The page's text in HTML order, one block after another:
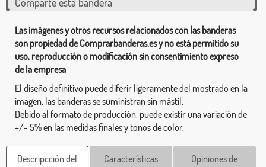
Las imágenes y otros recursos relacionados con las banderas
son propiedad de Comprarbanderas.es y no está permitido su
uso, reproducción o modificación sin consentimiento expreso
de la empresa
El diseño definitivo puede diferir ligeramente del mostrado en la
imagen, las banderas se suministran sin mástil.
Debido al formato de producción, puede existir una variación de
+/- 5% en las medidas finales y tonos de color.
Descripcción del
Características
Opiniones de